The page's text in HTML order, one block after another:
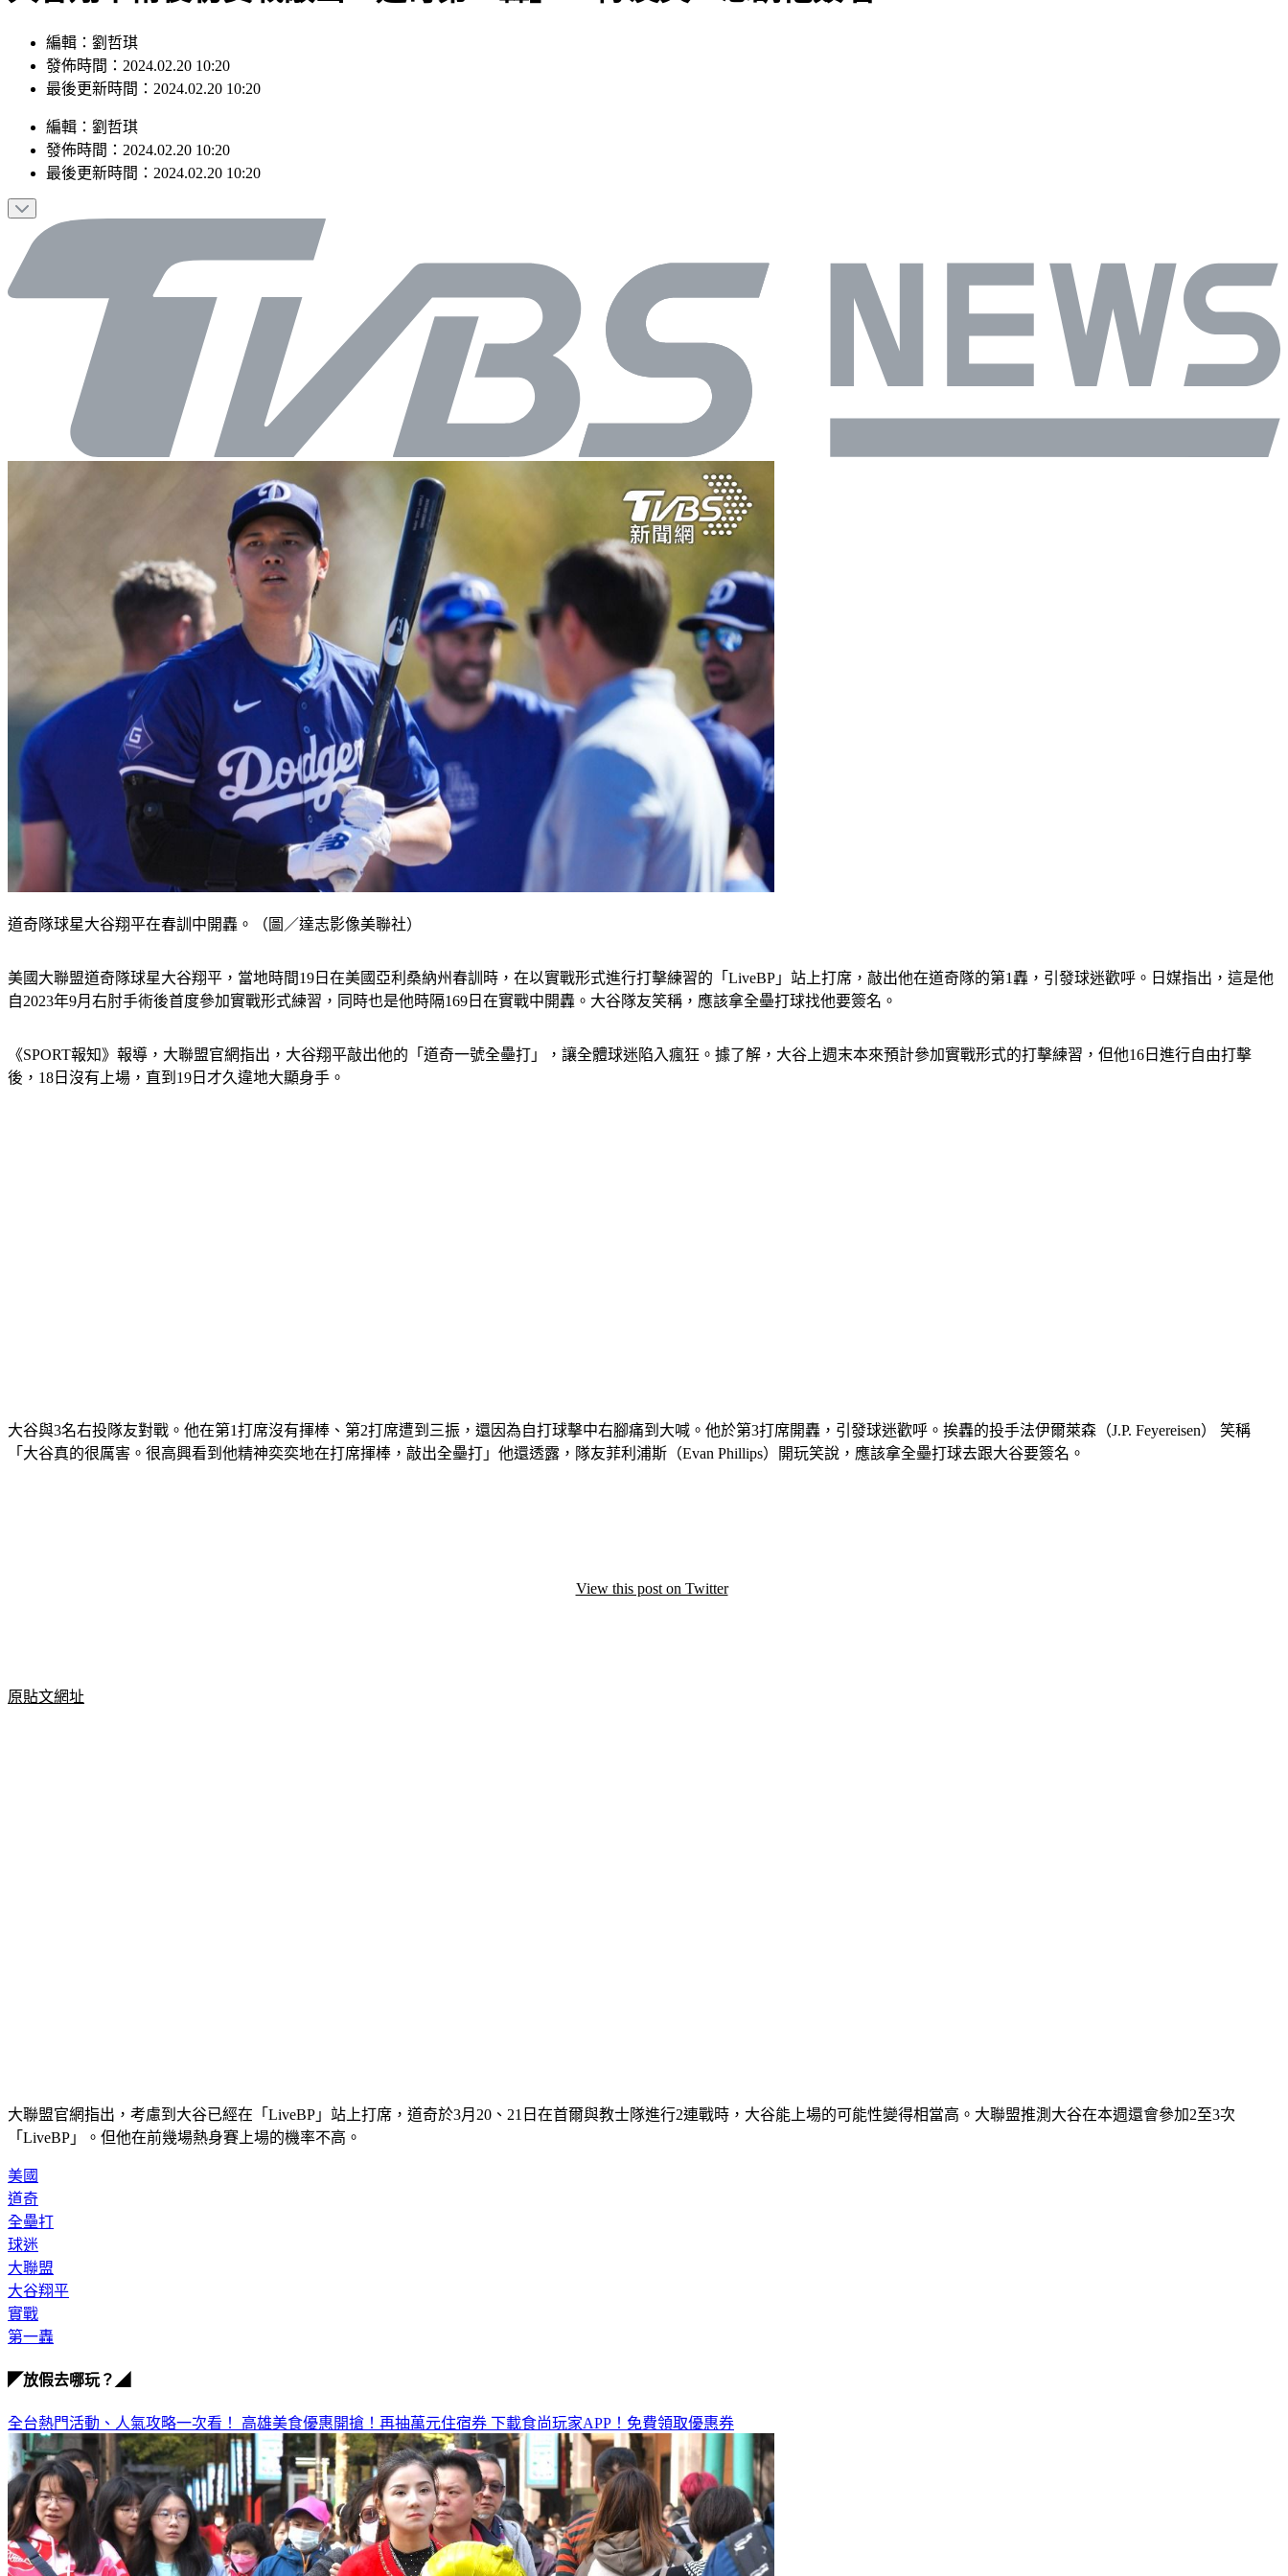
編輯：劉哲琪
發佈時間：2024.02.20 10:20
最後更新時間：2024.02.20 10:20
編輯 ： 劉哲琪
發佈時間： 2024.02.20 10:20
最後更新時間： 2024.02.20 10:20
道奇隊球星大谷翔平在春訓中開轟。（圖／達志影像美聯社）
美國大聯盟道奇隊球星大谷翔平，當地時間19日在美國亞利桑納州春訓時，在以實戰形式進行打擊練習的「LiveBP」站上打席，敲出他在道奇隊的第1轟，引發球迷歡呼。日媒指出，這是他
自2023年9月右肘手術後首度參加實戰形式練習，同時也是他時隔169日在實戰中開轟。大谷隊友笑稱，應該拿全壘打球找他要簽名。
《SPORT報知》報導，大聯盟官網指出，大谷翔平敲出他的「道奇一號全壘打」，讓全體球迷陷入瘋狂。據了解，大谷上週末本來預計參加實戰形式的打擊練習，但他16日進行自由打擊
後，18日沒有上場，直到19日才久違地大顯身手。
大谷與3名右投隊友對戰。他在第1打席沒有揮棒、第2打席遭到三振，還因為自打球擊中右腳痛到大喊。他於第3打席開轟，引發球迷歡呼。挨轟的投手法伊爾萊森（J.P. Feyereisen） 笑稱
「大谷真的很厲害。很高興看到他精神奕奕地在打席揮棒，敲出全壘打」他還透露，隊友菲利浦斯（Evan Phillips）開玩笑說，應該拿全壘打球去跟大谷要簽名。
View this post on Twitter
原貼文網址
大聯盟官網指出，考慮到大谷已經在「LiveBP」站上打席，道奇於3月20、21日在首爾與教士隊進行2連戰時，大谷能上場的可能性變得相當高。大聯盟推測大谷在本週還會參加2至3次
「LiveBP」。但他在前幾場熱身賽上場的機率不高。
美國
道奇
全壘打
球迷
大聯盟
大谷翔平
實戰
第一轟
◤放假去哪玩？◢
全台熱門活動、人氣攻略一次看！ 高雄美食優惠開搶！再抽萬元住宿券 下載食尚玩家APP！免費領取優惠券